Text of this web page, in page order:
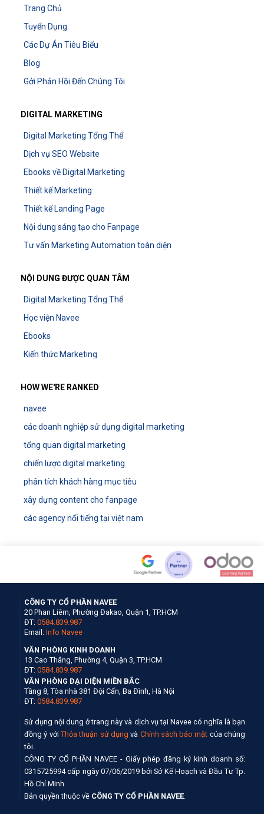
Trang Chủ
Tuyển Dụng
Các Dự Án Tiêu Biểu
Blog
Gởi Phản Hồi Đến Chúng Tôi
DIGITAL MARKETING
Digital Marketing Tổng Thể
Dịch vụ SEO Website
Ebooks về Digital Marketing
Thiết kế Marketing
Thiết kế Landing Page
Nội dung sáng tạo cho Fanpage
Tư vấn Marketing Automation toàn diện
NỘI DUNG ĐƯỢC QUAN TÂM
Digital Marketing Tổng Thể
Học viện Navee
Ebooks
Kiến thức Marketing
HOW WE'RE RANKED
navee
các doanh nghiệp sử dụng digital marketing
tổng quan digital marketing
chiến lược digital marketing
phân tích khách hàng mục tiêu
xây dựng content cho fanpage
các agency nổi tiếng tại việt nam
CÔNG TY CỔ PHẦN NAVEE
20 Phan Liêm, Phường Đakao, Quận 1, TP.HCM
ĐT: 0584.839.987
Email: Info Navee
VĂN PHÒNG KINH DOANH
13 Cao Thắng, Phường 4, Quận 3, TP.HCM
ĐT: 0584.839.987
VĂN PHÒNG ĐẠI DIỆN MIỀN BẮC
Tầng 8, Tòa nhà 381 Đội Cấn, Ba Đình, Hà Nội
ĐT: 0584.839.987
Sử dụng nội dung ở trang này và dịch vụ tại Navee có nghĩa là bạn
đồng ý với Thỏa thuận sử dụng và Chính sách bảo mật của chúng
tôi.
CÔNG TY CỔ PHẦN NAVEE - Giấy phép đăng ký kinh doanh số:
0315725994 cấp ngày 07/06/2019 bởi Sở Kế Hoạch và Đầu Tư Tp.
Hồ Chí Minh
Bản quyền thuộc về CÔNG TY CỔ PHẦN NAVEE.